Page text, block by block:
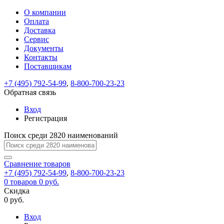
ВходРегистрация
Только
test@example.com
отправлена
по
ней
для
регистрации.
Ок
Только
Запомнить
меня
Забыли
Восстановление
пароля
Заполните
форму.
Мы
отправим
ссылку
на
указанный
электронный
адрес,
перейдя
по
которой
вы
новый
На
вашу
test@test.ru
отправлена
ссылка.
Перейдите
по
для
смены
пароля.
Введите
новый
пароль
Сменить
Пароль
успешно
Войти
Обратная
связь
Сообщение
пользовательского
соглашения
Ваше
сообщение
успешно
О компании
Оплата
Доставка
Сервис
Документы
Контакты
Поставщикам
+7 (495) 792-54-99, 8-800-700-23-23
Обратная связь
Вход
Регистрация
Поиск среди 2820 наименований
Сравнение товаров
+7 (495) 792-54-99, 8-800-700-23-23
0 товаров 0 руб.
Скидка
0 руб.
Вход